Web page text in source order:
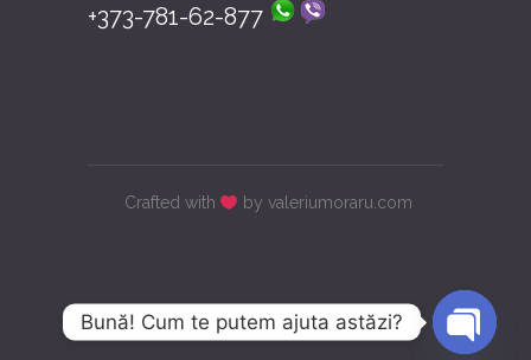
+373-781-62-877
Crafted with by valeriumoraru.com
Bună! Cum te putem ajuta astăzi?